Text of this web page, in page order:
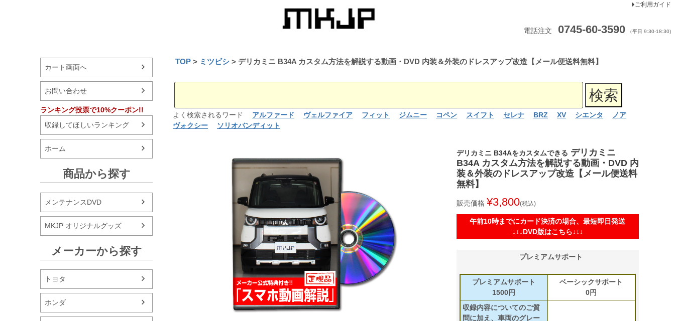
ご利用ガイド
電話注文 0745-60-3590 （平日 9:30-18:30)
カート画面へ
お問い合わせ
ランキング投票で10%クーポン!!
収録してほしいランキング
ホーム
商品から探す
メンテナンスDVD
MKJP オリジナルグッズ
メーカーから探す
トヨタ
ホンダ
TOP ミツビシ デリカミニ B34A カスタム方法を解説する動画・DVD 内装＆外装のドレスアップ改造【メール便送料無料】
よく検索されるワード アルファード ヴェルファイア フィット ジムニー コペン スイフト セレナ BRZ XV シエンタ
ノア
ヴォクシー
ソリオバンディット
デリカミニ B34Aをカスタムできる デリカミニ
B34A カスタム方法を解説する動画・DVD 内
装＆外装のドレスアップ改造【メール便送料
無料】
販売価格 ¥3,800 税込
午前10時までにカード決済の場合、最短即日発送
↓↓↓DVD版はこちら↓↓↓
プレミアムサポート
プレミアムサポート
1500円
ベーシックサポート
0円
収録内容についてのご質
問に加え、車両のグレー